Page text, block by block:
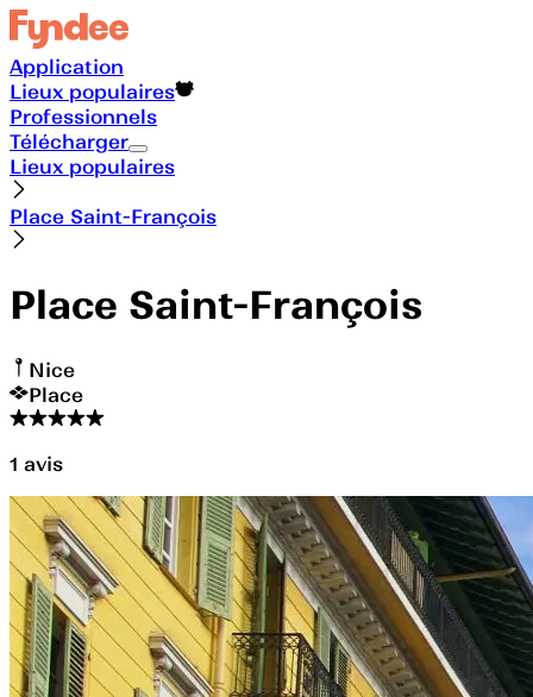
Application
Lieux populaires
Professionnels
Télécharger
Lieux populaires
Place Saint-François
Place Saint-François
Nice
Place
1 avis